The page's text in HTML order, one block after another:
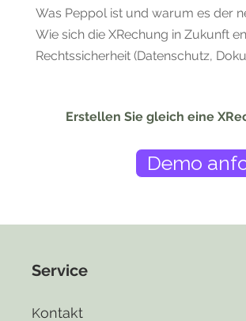
Was Peppol ist und warum es der
Wie sich die XRechung in Zukunft
Rechtssicherheit (Datenschutz,
Erstellen Sie gleich eine
Demo
Service
Kontakt